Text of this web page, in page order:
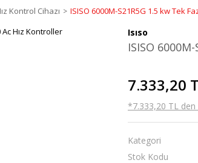
Kontrol Cihazı ISISO 6000M-S21R5G 1.5 kw Tek
Isıso
ISISO
7.333,20
*7.333,20 TL
Kategori
Stok Kodu